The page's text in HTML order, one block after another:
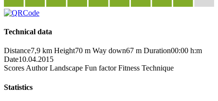
Technical data
Distance7,9 km Height70 m Way down67 m Duration00:00 h:m
Date10.04.2015
Scores Author Landscape Fun factor Fitness Technique
Statistics